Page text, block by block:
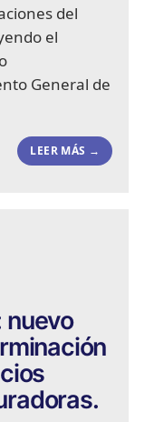
del
el
General de
LEER MÁS →
nuevo